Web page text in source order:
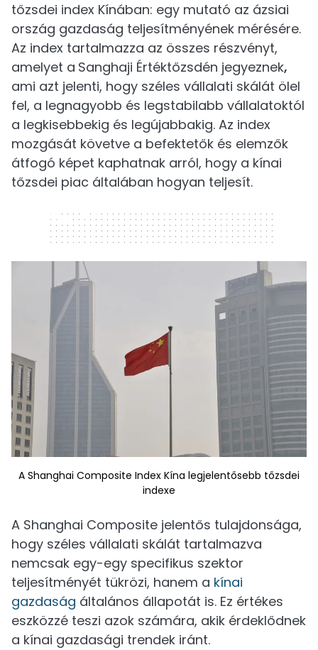
tőzsdei index Kínában: egy mutató az ázsiai
ország gazdaság teljesítményének mérésére.
Az index tartalmazza az összes részvényt,
amelyet a Sanghaji Értéktőzsdén jegyeznek,
ami azt jelenti, hogy széles vállalati skálát ölel
fel, a legnagyobb és legstabilabb vállalatoktól
a legkisebbekig és legújabbakig. Az index
mozgását követve a befektetők és elemzők
átfogó képet kaphatnak arról, hogy a kínai
tőzsdei piac általában hogyan teljesít.
320 x 50
A Shanghai Composite Index Kína legjelentősebb tőzsdei
indexe
A Shanghai Composite jelentős tulajdonsága,
hogy széles vállalati skálát tartalmazva
nemcsak egy-egy specifikus szektor
teljesítményét tükrözi, hanem a kínai
gazdaság általános állapotát is. Ez értékes
eszközzé teszi azok számára, akik érdeklődnek
a kínai gazdasági trendek iránt.